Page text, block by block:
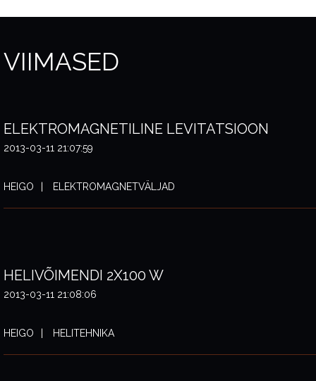
VIIMASED
ELEKTROMAGNETILINE LEVITATSIOON
2013-03-11 21:07:59
HEIGO ELEKTROMAGNETVÄLJAD
HELIVÕIMENDI 2X100 W
2013-03-11 21:08:06
HEIGO HELITEHNIKA